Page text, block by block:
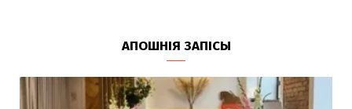
АПОШНІЯ ЗАПІСЫ